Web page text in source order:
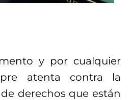
y por cualquier
atenta contra la
derechos que están